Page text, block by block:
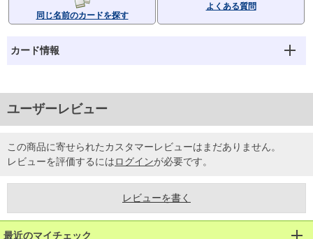
同じ名前のカードを探す
よくある質問
カード情報
ユーザーレビュー
この商品に寄せられたカスタマーレビューはまだありません。
レビューを評価するにはログインが必要です。
レビューを書く
最近のマイチェック